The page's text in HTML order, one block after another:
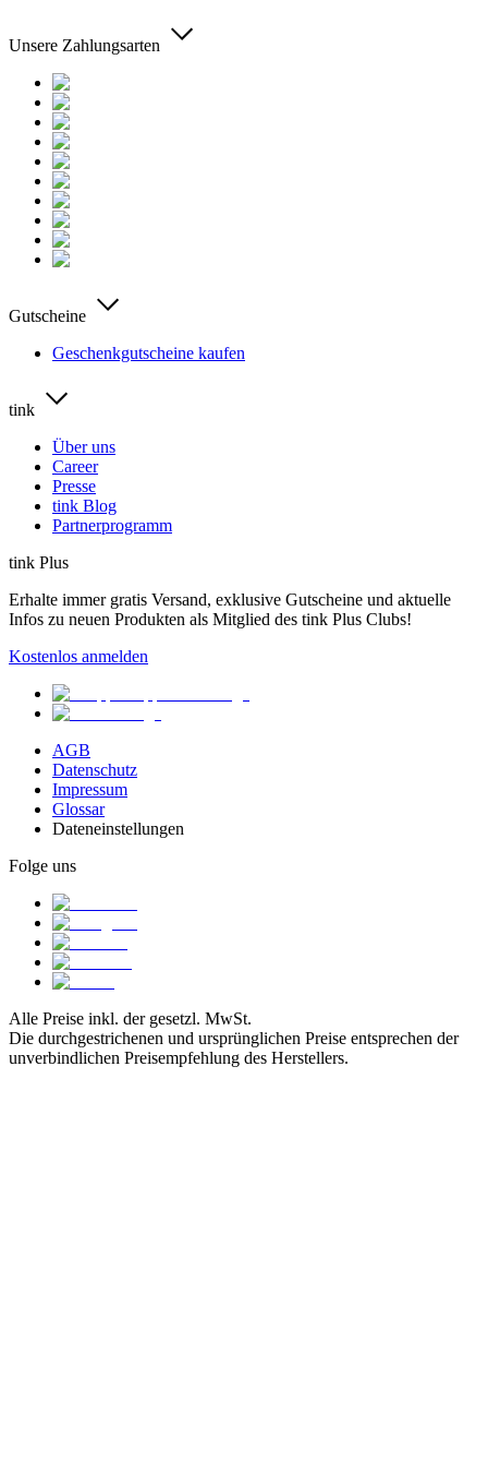
Unsere Zahlungsarten
Gutscheine
Geschenkgutscheine kaufen
tink
Über uns
Career
Presse
tink Blog
Partnerprogramm
tink Plus
Erhalte immer gratis Versand, exklusive Gutscheine und aktuelle
Infos zu neuen Produkten als Mitglied des tink Plus Clubs!
Kostenlos anmelden
AGB
Datenschutz
Impressum
Glossar
Dateneinstellungen
Folge uns
Alle Preise inkl. der gesetzl. MwSt.
Die durchgestrichenen und ursprünglichen Preise entsprechen der
unverbindlichen Preisempfehlung des Herstellers.